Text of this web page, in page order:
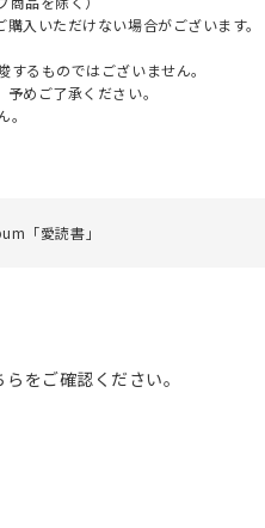
入いただけない場合がございます。
るものではございません。
めご了承ください。
「愛読書」
をご確認ください。